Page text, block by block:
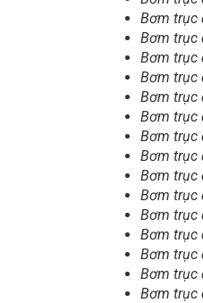
Bơm trục
Bơm trục
Bơm trục
Bơm trục
Bơm trục
Bơm trục
Bơm trục
Bơm trục
Bơm trục
Bơm trục
Bơm trục
Bơm trục
Bơm trục
Bơm trục
Bơm trục